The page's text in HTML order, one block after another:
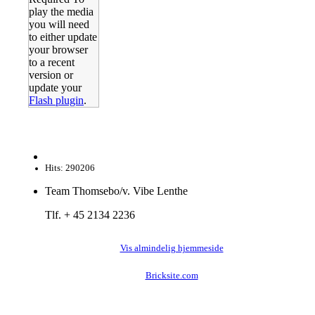
play the media
you will need
to either update
your browser
to a recent
version or
update your
Flash plugin.
Hits: 290206
Team Thomsebo/v. Vibe Lenthe
Tlf. + 45 2134 2236
Vis almindelig hjemmeside
Bricksite.com